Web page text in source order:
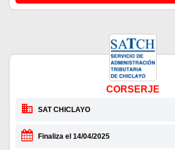
CORSERJE
SAT CHICLAYO
Finaliza el 14/04/2025